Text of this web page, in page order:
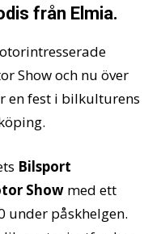
från Elmia.
Show och nu över
en fest i bilkulturens
Bilsport
Show med ett
under påskhelgen.